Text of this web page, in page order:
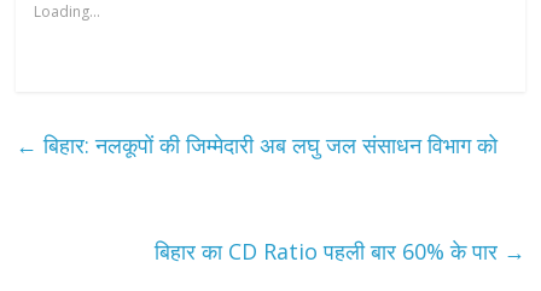
Loading...
← बिहार: नलकूपों की जिम्मेदारी अब लघु जल संसाधन विभाग को
बिहार का CD Ratio पहली बार 60% के पार →